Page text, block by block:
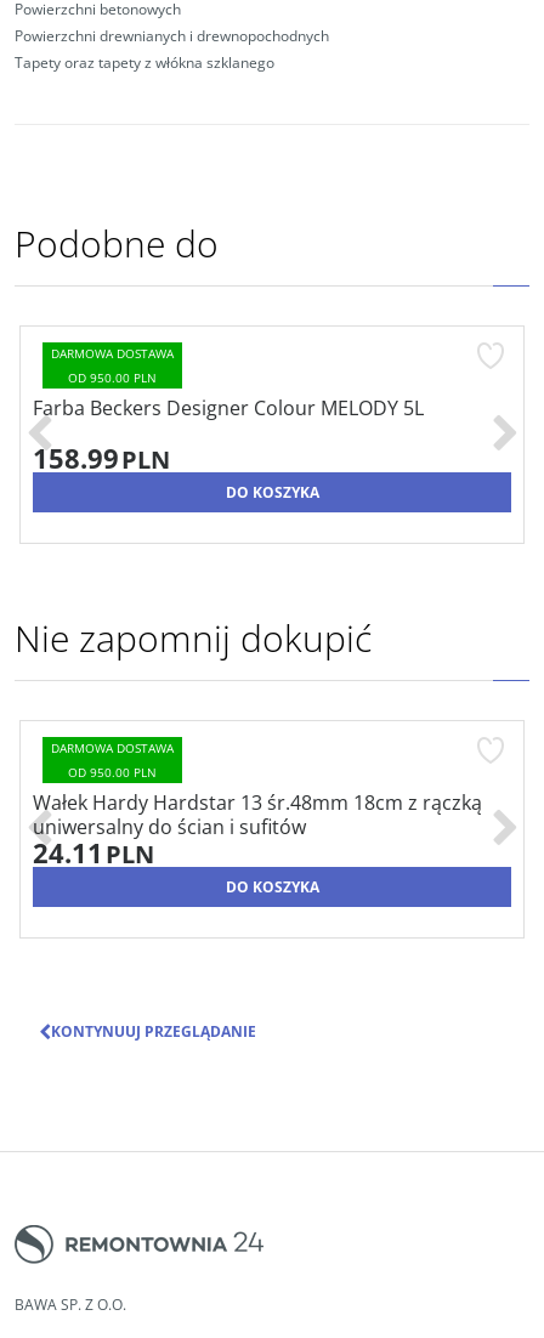
Powierzchni betonowych
Powierzchni drewnianych i drewnopochodnych
Tapety oraz tapety z włókna szklanego
Podobne do
5L
Farba Beckers It's Simple
Nie zapomnij dokupić
DARMOWA DOSTAWA
OD 950.00 PLN
Wałek Hardy Hardstar 13 śr.48mm 18cm z rączką
uniwersalny do ścian i sufitów
24.11 PLN
DO KOSZYKA
KONTYNUUJ PRZEGLĄDANIE
BAWA SP. Z O.O.